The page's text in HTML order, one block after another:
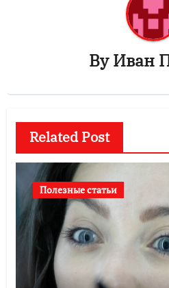
ByИван
Related Post
Полезные статьи